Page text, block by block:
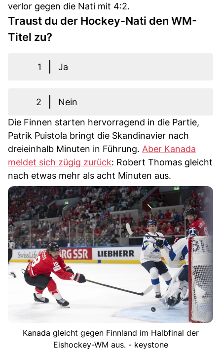
verlor gegen die Nati mit 4:2.
Traust du der Hockey-Nati den WM-
Titel zu?
1 Ja
2
Nein
Die Finnen starten hervorragend in die Partie,
Patrik Puistola bringt die Skandinavier nach
dreieinhalb Minuten in Führung. Aber Kanada
meldet sich zügig zurück: Robert Thomas gleicht
nach etwas mehr als acht Minuten aus.
Kanada gleicht gegen Finnland im Halbfinal der
Eishockey-WM aus. - keystone